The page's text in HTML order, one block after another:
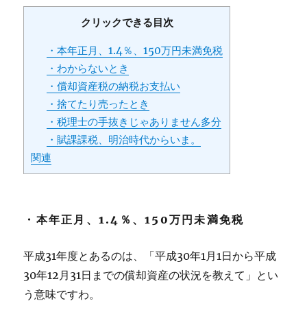
クリックできる目次
・本年正月、1.4％、150万円未満免税
・わからないとき
・償却資産税の納税お支払い
・捨てたり売ったとき
・税理士の手抜きじゃありません多分
・賦課課税、明治時代からいま。
関連
・本年正月、1.4％、150万円未満免税
平成31年度とあるのは、「平成30年1月1日から平成
30年12月31日までの償却資産の状況を教えて」とい
う意味ですわ。